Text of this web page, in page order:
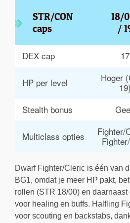
STR/CON
caps
18/
/
DEX cap 17
HP per level
Hoger
19)
Stealth bonus
Multiclass opties
Fighter/
Dwarf Fighter/Cleric is één van
BG1, omdat je meer HP pakt,
rollen (STR 18/00) en
voor healing en buffs. Halfling
voor scouting en backstabs,